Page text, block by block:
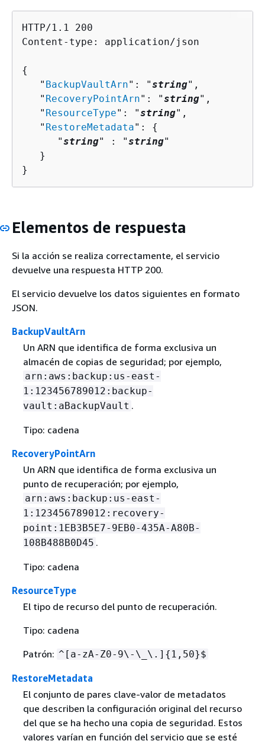
HTTP/1.1 200
Content-type: application/json
{
   "
BackupVaultArn": "string",
   "
RecoveryPointArn": "string",
   "
ResourceType": "string",
   "
RestoreMetadata": {
      "
string" : "string"
   }
}
Elementos de respuesta
Si la acción se realiza correctamente, el servicio
devuelve una respuesta HTTP 200.
El servicio devuelve los datos siguientes en formato
JSON.
BackupVaultArn
Un ARN que identifica de forma exclusiva un
almacén de copias de seguridad; por ejemplo,
arn:aws:backup:us-east-
1:123456789012:backup-
vault:aBackupVault .
Tipo: cadena
RecoveryPointArn
Un ARN que identifica de forma exclusiva un
punto de recuperación; por ejemplo,
arn:aws:backup:us-east-
1:123456789012:recovery-
point:1EB3B5E7-9EB0-435A-A80B-
108B488B0D45 .
Tipo: cadena
ResourceType
El tipo de recurso del punto de recuperación.
Tipo: cadena
Patrón: ^[a-zA-Z0-9\-\_\.] { 1,50}$
RestoreMetadata
El conjunto de pares clave-valor de metadatos
que describen la configuración original del recurso
del que se ha hecho una copia de seguridad. Estos
valores varían en función del servicio que se esté